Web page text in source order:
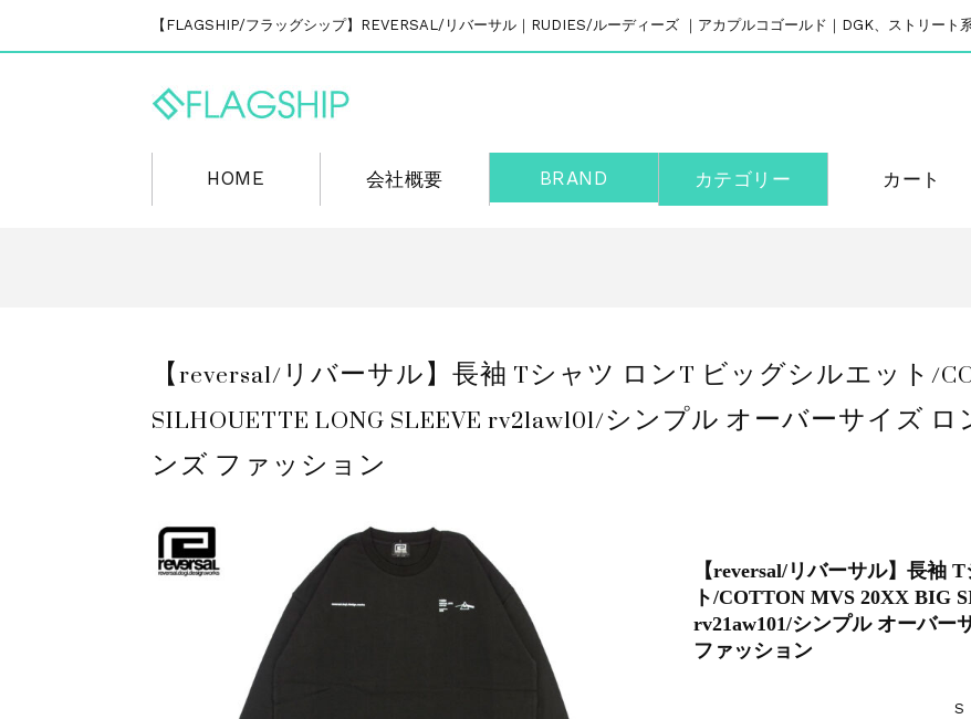
【FLAGSHIP/フラッグシップ】REVERSAL/リバーサル｜RUDIES/ルーディーズ ｜アカプルコゴールド｜DGK、ストリート
HOME 会社概要 BRAND カテゴリー カート
【reversal/リバーサル】長袖 Tシャツ ロンT ビッグシルエット/
SILHOUETTE LONG SLEEVE rv21aw101/シンプル オーバーサイズ
ンズ ファッション
【reversal/リバーサル】長袖
ト/COTTON MVS 20XX BIG
rv21aw101/シンプル オーバー
ファッション
S